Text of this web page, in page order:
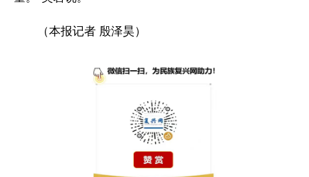
（本报记者 殷泽昊）